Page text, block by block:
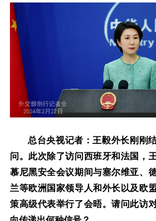
总台央视记者：王毅外长刚刚
问。此次除了访问西班牙和法国，
慕尼黑安全会议期间与塞尔维亚、
兰等欧洲国家领导人和外长以及欧
策高级代表举行了会晤。请问此访